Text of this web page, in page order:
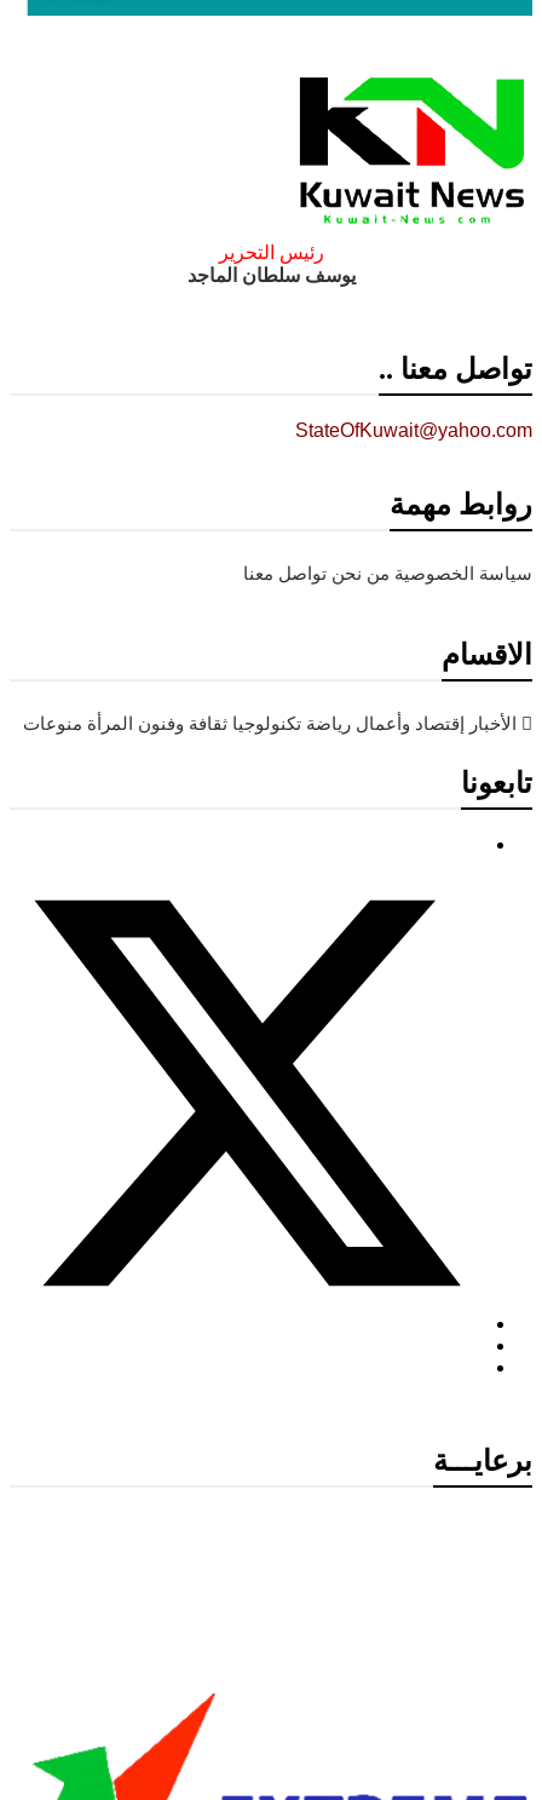
رئيس التحرير
يوسف سلطان الماجد
تواصل معنا ..
StateOfKuwait@yahoo.com
روابط مهمة
سياسة الخصوصية من نحن تواصل معنا
الاقسام
الأخبار إقتصاد وأعمال رياضة تكنولوجيا ثقافة وفنون المرأة منوعات
تابعونا
برعايـــة